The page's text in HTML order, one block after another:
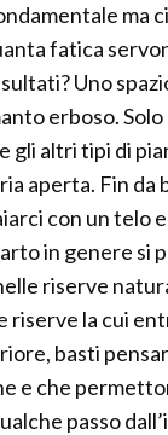
ma
fatica
Uno
erboso.
altri tipi di
aperta. Fin da
con un telo
in genere si
riserve
la cui
basti
e che
passo